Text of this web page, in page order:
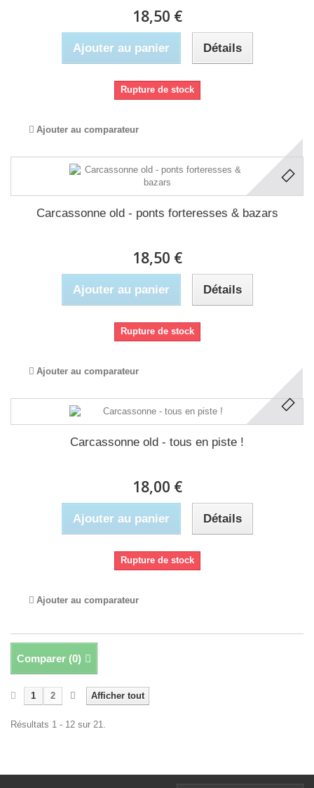
18,50 €
Ajouter au panier Détails
Rupture de stock
Ajouter au comparateur
Carcassonne old - ponts forteresses & bazars
18,50 €
Ajouter au panier Détails
Rupture de stock
Ajouter au comparateur
Carcassonne old - tous en piste !
18,00 €
Ajouter au panier Détails
Rupture de stock
Ajouter au comparateur
Comparer (0)
Afficher tout
1 2
Résultats 1 - 12 sur 21.